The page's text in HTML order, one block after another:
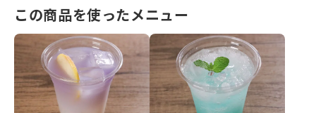
この商品を使ったメニュー